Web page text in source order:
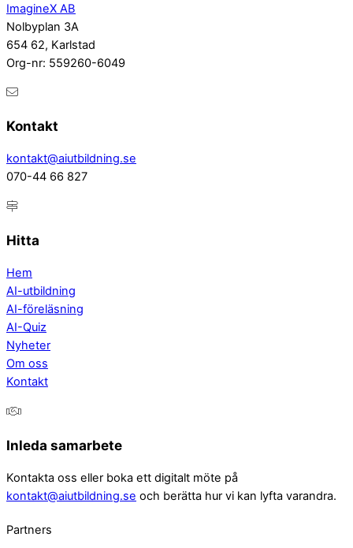
ImagineX AB
Nolbyplan 3A
654 62, Karlstad
Org-nr: 559260-6049
Kontakt
kontakt@aiutbildning.se
070-44 66 827
Hitta
Hem
AI-utbildning
AI-föreläsning
AI-Quiz
Nyheter
Om oss
Kontakt
Inleda samarbete
Kontakta oss eller boka ett digitalt möte på
kontakt@aiutbildning.se och berätta hur vi kan lyfta varandra.
Partners